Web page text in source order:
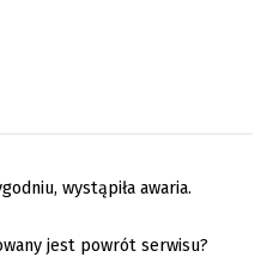
wystąpiła awaria.
jest powrót serwisu?